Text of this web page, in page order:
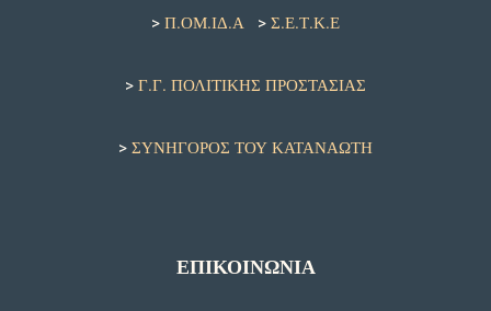
> Π.ΟΜ.ΙΔ.Α > Σ.Ε.Τ.Κ.Ε
> Γ.Γ. ΠΟΛΙΤΙΚΗΣ ΠΡΟΣΤΑΣΙΑΣ
> ΣΥΝΗΓΟΡΟΣ ΤΟΥ ΚΑΤΑΝΑΩΤΗ
ΕΠΙΚΟΙΝΩΝΙΑ